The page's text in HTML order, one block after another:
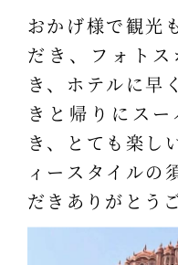
おかげ様で観光
だき、フォト
き、ホテルに早
きと帰りにス
き、とても楽し
ィースタイルの
だきありがとう